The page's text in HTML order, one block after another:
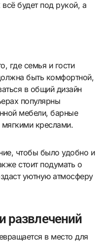
будет под рукой, а
где семья и гости
быть комфортной,
в общий дизайн
популярны
мебели, барные
креслами.
чтобы было удобно и
стоит подумать о
уютную атмосферу
развлечений
в место для